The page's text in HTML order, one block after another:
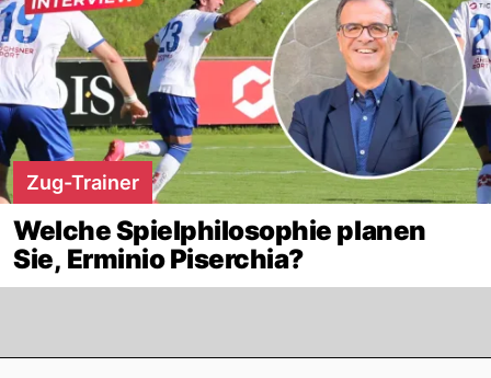
Zug-Trainer
Welche Spielphilosophie planen
Sie, Erminio Piserchia?